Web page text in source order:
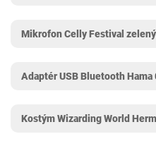
Mikrofon Celly Festival zelený
Adaptér USB Bluetooth Hama
Kostým Wizarding World